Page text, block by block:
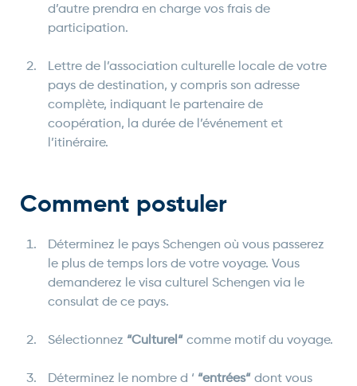
d’autre prendra en charge vos frais de
participation.
Lettre de l’association culturelle locale de votre
pays de destination, y compris son adresse
complète, indiquant le partenaire de
coopération, la durée de l’événement et
l’itinéraire.
Comment postuler
Déterminez le pays Schengen où vous passerez
le plus de temps lors de votre voyage. Vous
demanderez le visa culturel Schengen via le
consulat de ce pays.
Sélectionnez “Culturel“ comme motif du voyage.
Déterminez le nombre d ‘ “entrées“ dont vous